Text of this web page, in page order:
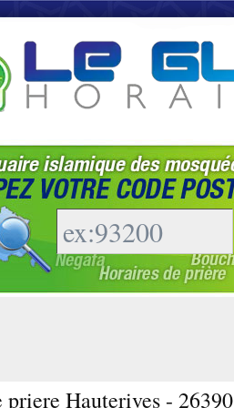
priere Hauterives - 26390